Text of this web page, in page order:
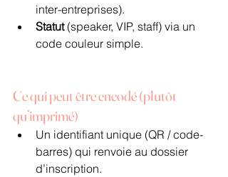
inter-entreprises).
Statut (speaker, VIP, staff) via un
code couleur simple.
Ce qui peut être encodé (plutôt
qu’imprimé)
Un identifiant unique (QR / code-
barres) qui renvoie au dossier
d’inscription.